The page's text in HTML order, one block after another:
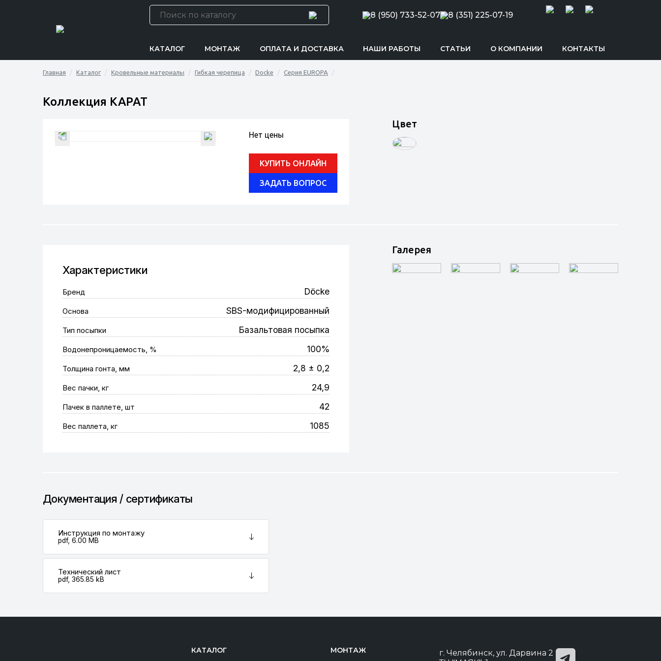
8 (950) 733-52-07 8 (351) 225-07-19
КАТАЛОГ МОНТАЖ ОПЛАТА И ДОСТАВКА НАШИ РАБОТЫ СТАТЬИ О КОМПАНИИ КОНТАКТЫ
Главная Каталог Кровельные материалы Гибкая черепица Docke Серия EUROPA
Коллекция КАРАТ
Нет цены
КУПИТЬ ОНЛАЙН
ЗАДАТЬ ВОПРОС
Цвет
Характеристики
Бренд Döcke
Основа SBS-модифицированный
Тип посыпки Базальтовая посыпка
Водонепроницаемость, % 100%
Толщина гонта, мм 2,8 ± 0,2
Вес пачки, кг 24,9
Пачек в паллете, шт 42
Вес паллета, кг 1085
Галерея
Документация / сертификаты
Инструкция по монтажу
pdf, 6.00 MB
Технический лист
pdf, 365.85 kB
КАТАЛОГ МОНТАЖ
г. Челябинск, ул. Дарвина 2